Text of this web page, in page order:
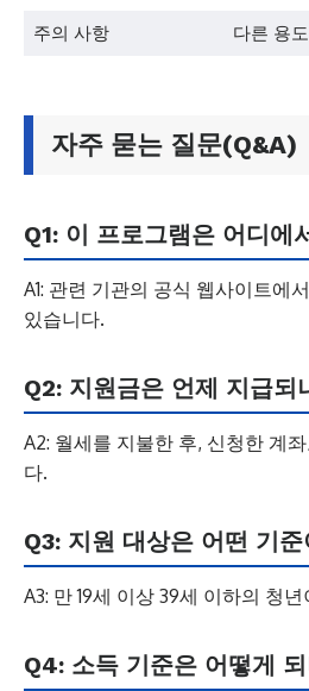
주의 사항 다른 용
자주 묻는 질문(Q&A)
Q1: 이 프로그램은 어디에
A1: 관련 기관의 공식 웹사이트에
있습니다.
Q2: 지원금은 언제 지급되
A2: 월세를 지불한 후, 신청한 계
다.
Q3: 지원 대상은 어떤 기
A3: 만 19세 이상 39세 이하의 청
Q4: 소득 기준은 어떻게